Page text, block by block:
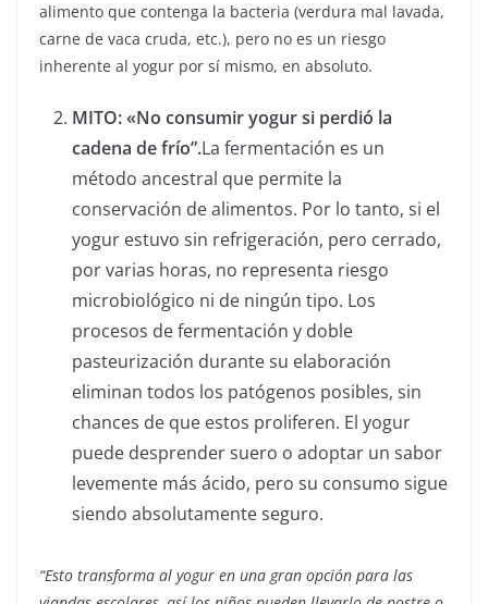
alimento que contenga la bacteria (verdura mal lavada,
carne de vaca cruda, etc.), pero no es un riesgo
inherente al yogur por sí mismo, en absoluto.
MITO: «No consumir yogur si perdió la
cadena de frío”.La fermentación es un
método ancestral que permite la
conservación de alimentos. Por lo tanto, si el
yogur estuvo sin refrigeración, pero cerrado,
por varias horas, no representa riesgo
microbiológico ni de ningún tipo. Los
procesos de fermentación y doble
pasteurización durante su elaboración
eliminan todos los patógenos posibles, sin
chances de que estos proliferen. El yogur
puede desprender suero o adoptar un sabor
levemente más ácido, pero su consumo sigue
siendo absolutamente seguro.
“Esto transforma al yogur en una gran opción para las